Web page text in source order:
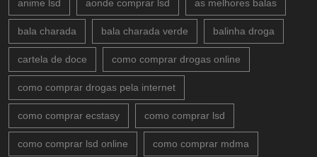
anime lsd aonde comprar lsd as melhores balas
bala charada bala charada verde balinha droga
cartela de doce como comprar drogas online
como comprar drogas pela internet
como comprar ecstasy como comprar lsd
como comprar lsd online como comprar mdma